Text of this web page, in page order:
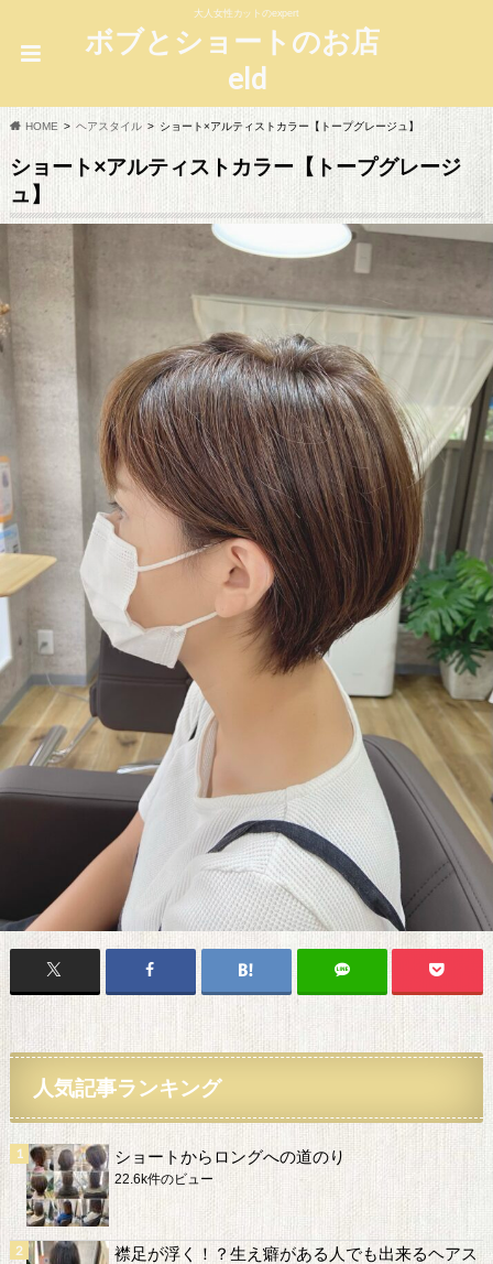
大人女性カットのexpert
ボブとショートのお店
eld
HOME ヘアスタイル ショート×アルティストカラー【トープグレージュ】
ショート×アルティストカラー【トープグレージ
ュ】
人気記事ランキング
ショートからロングへの道のり
22.6k件のビュー
襟足が浮く！？生え癖がある人でも出来るヘアス